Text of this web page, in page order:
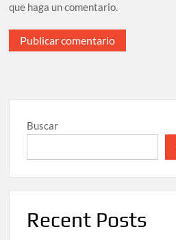
que haga un comentario.
Buscar
Recent Posts